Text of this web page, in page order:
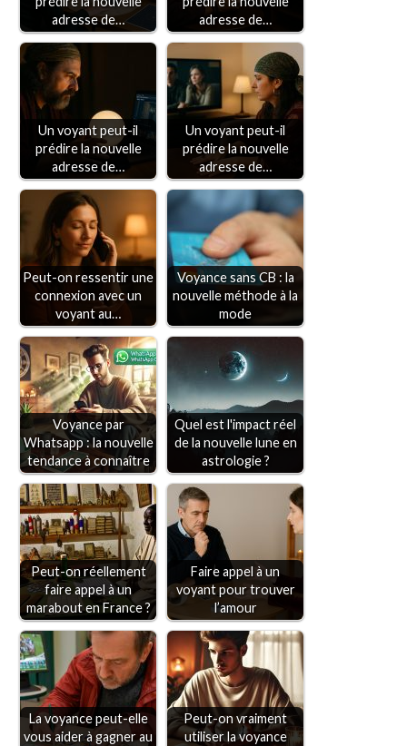
adresse de…
adresse de…
Un voyant peut-il
prédire la nouvelle
adresse de…
Un voyant peut-il
prédire la nouvelle
adresse de…
Peut-on ressentir une
connexion avec un
voyant au…
Voyance sans CB : la
nouvelle méthode à la
mode
Voyance par
Whatsapp : la nouvelle
tendance à connaître
Quel est l'impact réel
de la nouvelle lune en
astrologie ?
Peut-on réellement
faire appel à un
marabout en France ?
Faire appel à un
voyant pour trouver
l’amour
La voyance peut-elle
vous aider à gagner au
Peut-on vraiment
utiliser la voyance